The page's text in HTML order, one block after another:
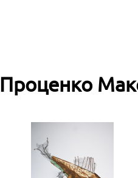
Проценко